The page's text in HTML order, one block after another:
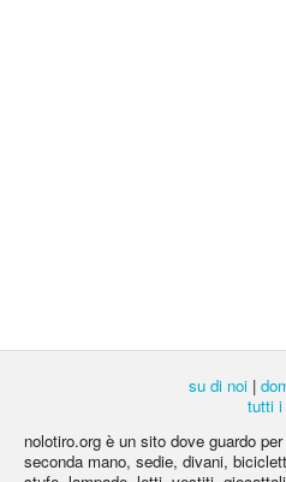
su di noi |
tutti i
nolotiro.org è un sito dove guardo
seconda mano, sedie, divani,